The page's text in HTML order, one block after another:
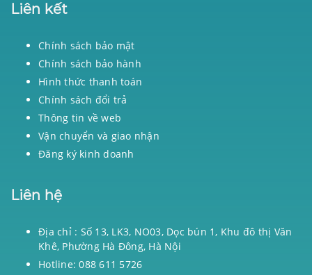
Liên kết
Chính sách bảo mật
Chính sách bảo hành
Hình thức thanh toán
Chính sách đổi trả
Thông tin về web
Vận chuyển và giao nhận
Đăng ký kinh doanh
Liên hệ
Địa chỉ : Số 13, LK3, NO03, Dọc bún 1, Khu đô thị Văn
Khê, Phường Hà Đông, Hà Nội
Hotline: 088 611 5726